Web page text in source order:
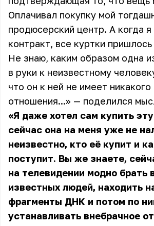
Оплачивал покупку мой
продюсерский центр. А когда я
контракт, все куртки пришлось
Не знаю, каким образом одна
в руки к неизвестному
что он к ней не имеет никакого
отношения...» — поделился
«Я даже хотел сам купить
сейчас она на меня уже не
неизвестно, кто её купит и
поступит. Вы же знаете,
на телевидении модно брать
известных людей, находить
фрагменты ДНК и потом по
устанавливать внебрачное